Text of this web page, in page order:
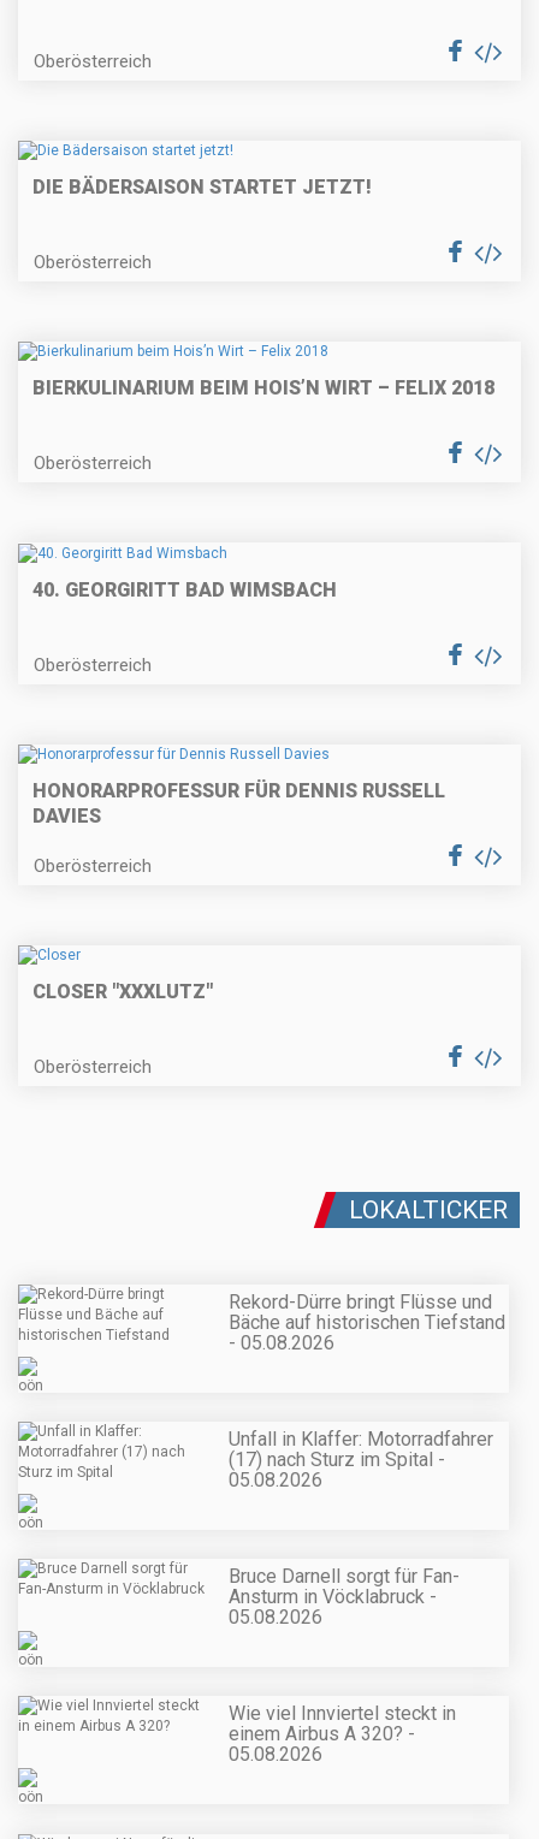
Oberösterreich
DIE BÄDERSAISON STARTET JETZT!
Oberösterreich
BIERKULINARIUM BEIM HOIS’N WIRT – FELIX 2018
Oberösterreich
40. GEORGIRITT BAD WIMSBACH
Oberösterreich
HONORARPROFESSUR FÜR DENNIS RUSSELL
DAVIES
Oberösterreich
CLOSER "XXXLUTZ"
Oberösterreich
LOKALTICKER
Rekord-Dürre bringt Flüsse und
Bäche auf historischen Tiefstand
- 05.08.2026
Unfall in Klaffer: Motorradfahrer
(17) nach Sturz im Spital -
05.08.2026
Bruce Darnell sorgt für Fan-
Ansturm in Vöcklabruck -
05.08.2026
Wie viel Innviertel steckt in
einem Airbus A 320? -
05.08.2026